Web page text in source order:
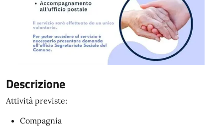
Descrizione
Attività previste:
Compagnia